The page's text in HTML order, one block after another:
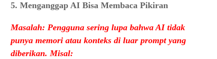
5. Menganggap AI Bisa Membaca Pikiran
Masalah: Pengguna sering lupa bahwa AI tidak
punya memori atau konteks di luar prompt yang
diberikan. Misal: